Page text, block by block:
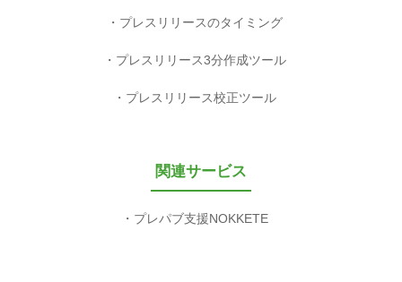
プレスリリースのタイミング
プレスリリース3分作成ツール
プレスリリース校正ツール
関連サービス
プレパブ支援NOKKETE